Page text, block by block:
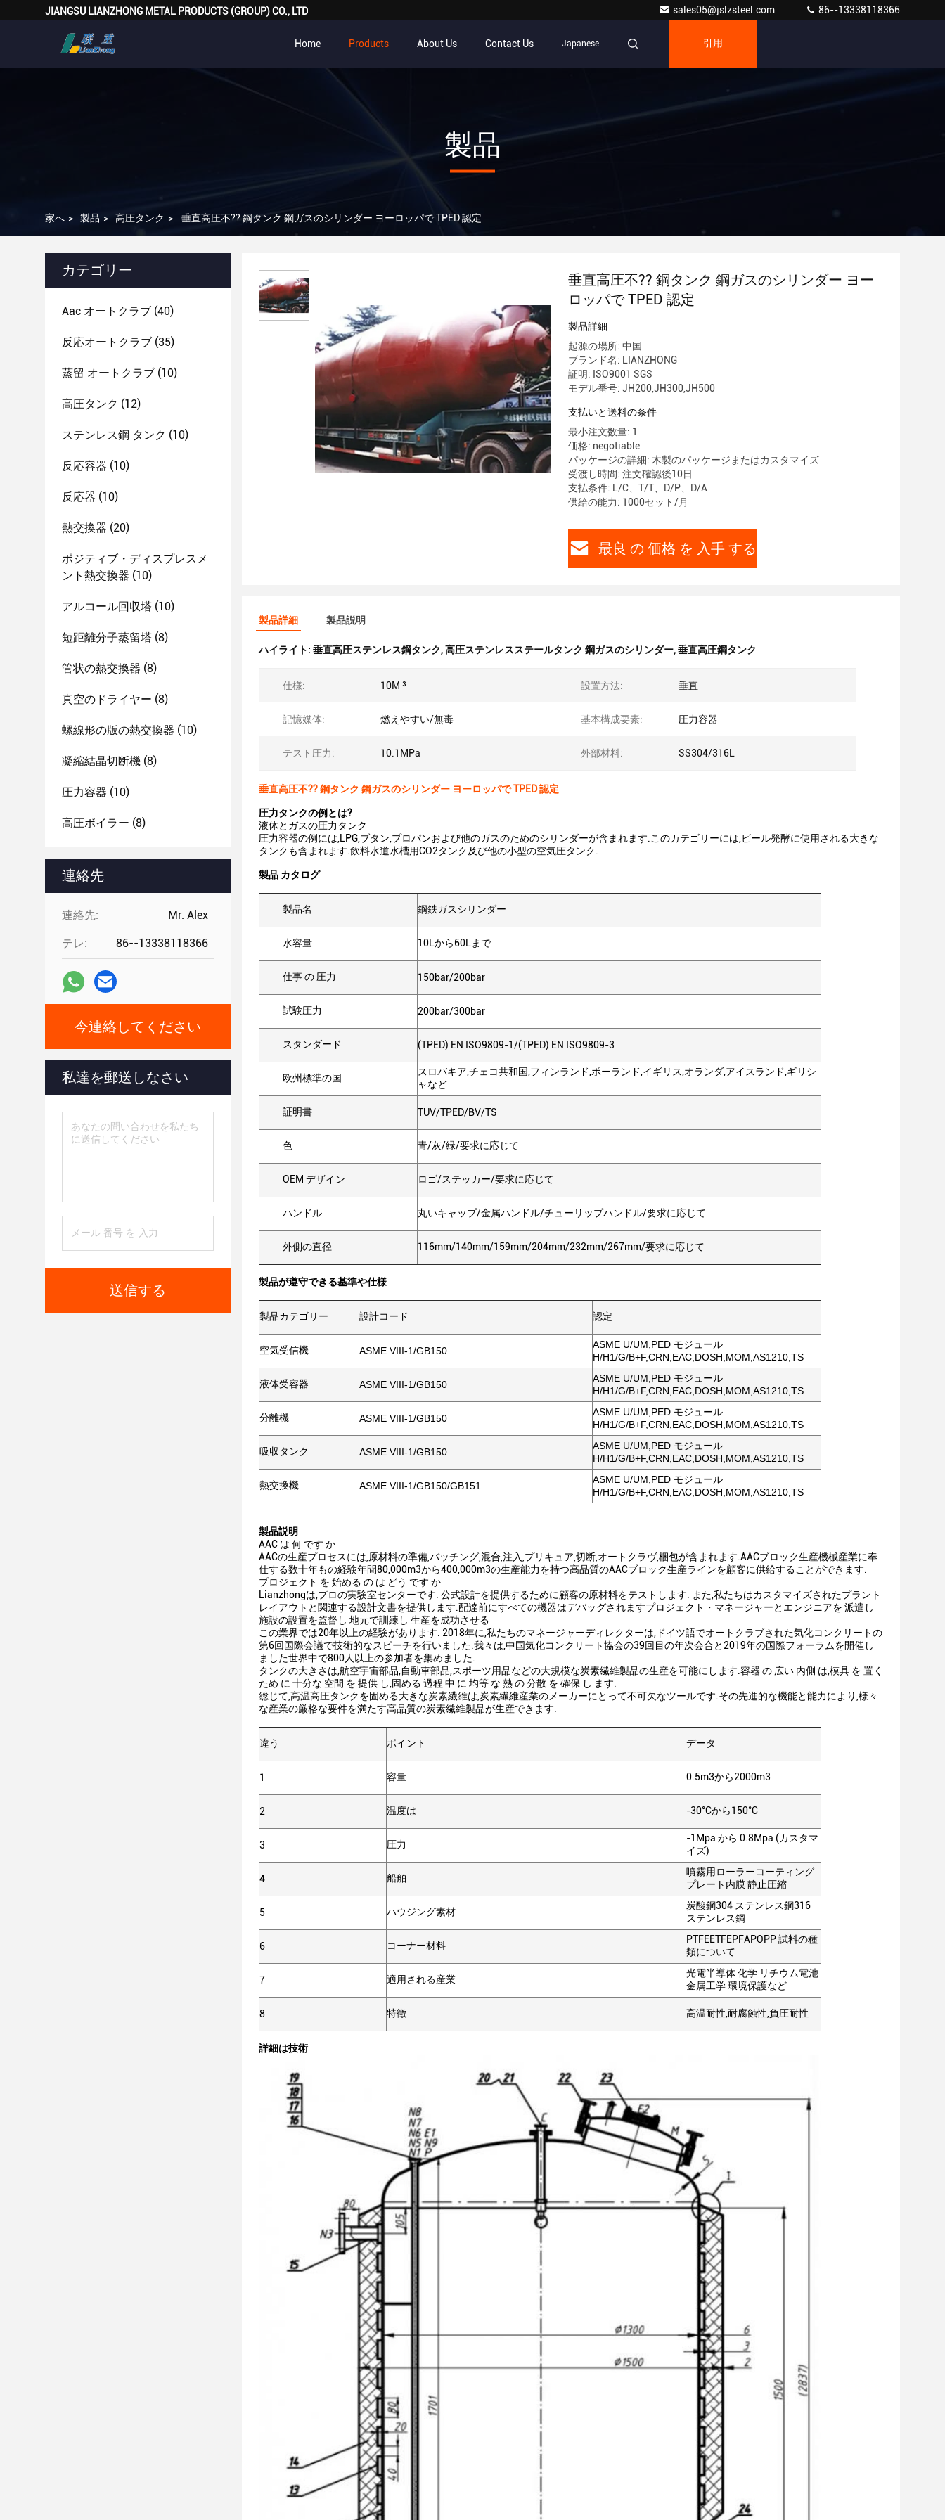
JIANGSU LIANZHONG METAL PRODUCTS (GROUP) CO., LTD sales05@jslzsteel.com 86--13338118366
Home Products About Us Contact Us Japanese 引用
製品
家へ > 製品 > 高圧タンク > 垂直高圧不?? 鋼タンク 鋼ガスのシリンダー ヨーロッパで TPED 認定
カテゴリー
Aac オートクラブ (40)
反応オートクラブ (35)
蒸留 オートクラブ (10)
高圧タンク (12)
ステンレス鋼 タンク (10)
反応容器 (10)
反応器 (10)
熱交換器 (20)
ポジティブ・ディスプレスメ
ント熱交換器 (10)
アルコール回収塔 (10)
短距離分子蒸留塔 (8)
管状の熱交換器 (8)
真空のドライヤー (8)
螺線形の版の熱交換器 (10)
凝縮結晶切断機 (8)
圧力容器 (10)
高圧ボイラー (8)
連絡先
連絡先: Mr. Alex
テレ: 86--13338118366
今連絡してください
私達を郵送しなさい
送信する
垂直高圧不?? 鋼タンク 鋼ガスのシリンダー ヨー
ロッパで TPED 認定
製品詳細
起源の場所: 中国
ブランド名: LIANZHONG
証明: ISO9001 SGS
モデル番号: JH200,JH300,JH500
支払いと送料の条件
最小注文数量: 1
価格: negotiable
パッケージの詳細: 木製のパッケージまたはカスタマイズ
受渡し時間: 注文確認後10日
支払条件: L/C、T/T、D/P、D/A
供給の能力: 1000セット/月
最良 の 価格 を 入手 する
製品詳細 製品説明
ハイライト: 垂直高圧ステンレス鋼タンク,高圧ステンレスステールタンク 鋼ガスのシリンダー,垂直高圧鋼タンク
仕様: 10M ³ 設置方法: 垂直
記憶媒体: 燃えやすい/無毒 基本構成要素: 圧力容器
テスト圧力: 10.1MPa 外部材料: SS304/316L
垂直高圧不?? 鋼タンク 鋼ガスのシリンダー ヨーロッパで TPED 認定
圧力タンクの例とは?
液体とガスの圧力タンク
圧力容器の例には,LPG,ブタン,プロパンおよび他のガスのためのシリンダーが含まれます.このカテゴリーには,ビール発酵に使用される大きな
タンクも含まれます.飲料水道水槽用CO2タンク及び他の小型の空気圧タンク.
製品 カタログ
製品名 鋼鉄ガスシリンダー
水容量 10Lから60Lまで
仕事 の 圧力 150bar/200bar
試験圧力 200bar/300bar
スタンダード (TPED) EN ISO9809-1/(TPED) EN ISO9809-3
欧州標準の国
スロバキア,チェコ共和国,フィンランド,ポーランド,イギリス,オランダ,アイスランド,ギリシ
ャなど
証明書 TUV/TPED/BV/TS
色 青/灰/緑/要求に応じて
OEM デザイン ロゴ/ステッカー/要求に応じて
ハンドル 丸いキャップ/金属ハンドル/チューリップハンドル/要求に応じて
外側の直径 116mm/140mm/159mm/204mm/232mm/267mm/要求に応じて
製品が遵守できる基準や仕様
製品カテゴリー 設計コード 認定
空気受信機 ASME VIII-1/GB150
ASME U/UM,PED モジュール
H/H1/G/B+F,CRN,EAC,DOSH,MOM,AS1210,TS
液体受容器 ASME VIII-1/GB150
ASME U/UM,PED モジュール
H/H1/G/B+F,CRN,EAC,DOSH,MOM,AS1210,TS
分離機 ASME VIII-1/GB150
ASME U/UM,PED モジュール
H/H1/G/B+F,CRN,EAC,DOSH,MOM,AS1210,TS
吸収タンク ASME VIII-1/GB150
ASME U/UM,PED モジュール
H/H1/G/B+F,CRN,EAC,DOSH,MOM,AS1210,TS
熱交換機 ASME VIII-1/GB150/GB151
ASME U/UM,PED モジュール
H/H1/G/B+F,CRN,EAC,DOSH,MOM,AS1210,TS
製品説明
AAC は 何 です か
AACの生産プロセスには,原材料の準備,バッチング,混合,注入,プリキュア,切断,オートクラヴ,梱包が含まれます.AACブロック生産機械産業に奉
仕する数十年もの経験年間80,000m3から400,000m3の生産能力を持つ高品質のAACブロック生産ラインを顧客に供給することができます.
プロジェクト を 始める の は どう です か
Lianzhongは,プロの実験室センターです. 公式設計を提供するために顧客の原材料をテストします. また,私たちはカスタマイズされたプラント
レイアウトと関連する設計文書を提供します.配達前にすべての機器はデバッグされますプロジェクト・マネージャーとエンジニアを 派遣し
施設の設置を監督し 地元で訓練し 生産を成功させる
この業界では20年以上の経験があります. 2018年に,私たちのマネージャーディレクターは,ドイツ語でオートクラブされた気化コンクリートの
第6回国際会議で技術的なスピーチを行いました.我々は,中国気化コンクリート協会の39回目の年次会合と2019年の国際フォーラムを開催し
ました世界中で800人以上の参加者を集めました.
タンクの大きさは,航空宇宙部品,自動車部品,スポーツ用品などの大規模な炭素繊維製品の生産を可能にします.容器 の 広い 内側 は,模具 を 置く
ため に 十分な 空間 を 提供 し,固める 過程 中 に 均等 な 熱 の 分散 を 確保 し ます.
総じて,高温高圧タンクを固める大きな炭素繊維は,炭素繊維産業のメーカーにとって不可欠なツールです.その先進的な機能と能力により,様々
な産業の厳格な要件を満たす高品質の炭素繊維製品が生産できます.
違う ポイント データ
1 容量 0.5m3から2000m3
2 温度は -30°Cから150°C
3 圧力
-1Mpa から 0.8Mpa (カスタマ
イズ)
4 船舶
噴霧用ローラーコーティング
プレート内膜 静止圧縮
5 ハウジング素材
炭酸鋼304 ステンレス鋼316
ステンレス鋼
6 コーナー材料
PTFEETFEPFAPOPP 試料の種
類について
7 適用される産業
光電半導体 化学 リチウム電池
金属工学 環境保護など
8 特徴 高温耐性,耐腐蝕性,負圧耐性
詳細は技術